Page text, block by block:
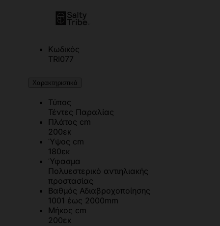
Κωδικός
TRI077
Χαρακτηριστικά
Τύπος
Τέντες Παραλίας
Πλάτος cm
200εκ
Ύψος cm
180εκ
Ύφασμα
Πολυεστερικό αντιηλιακής
προστασίας
Βαθμός Αδιαβροχοποίησης
1001 έως 2000mm
Μήκος cm
200εκ